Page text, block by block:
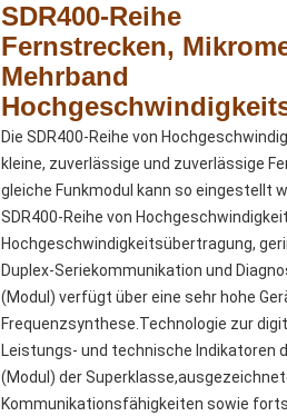
SDR400-Reihe
Fernstrecken,
Mehrband
Die SDR400-Reihe von
kleine, zuverlässige und zuverlässige
gleiche Funkmodul kann so eingestellt
SDR400-Reihe von
Hochgeschwindigkeitsübertragung,
Duplex-Seriekommunikation und
(Modul) verfügt über eine sehr hohe
Frequenzsynthese.Technologie zur
Leistungs- und technische Indikatoren
(Modul) der
Kommunikationsfähigkeiten sowie